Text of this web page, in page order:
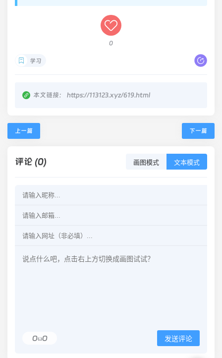
0
学习
本文链接： https://113123.xyz/619.html
上一篇 下一篇
评论 (0) 画图模式 文本模式
OωO 发送评论